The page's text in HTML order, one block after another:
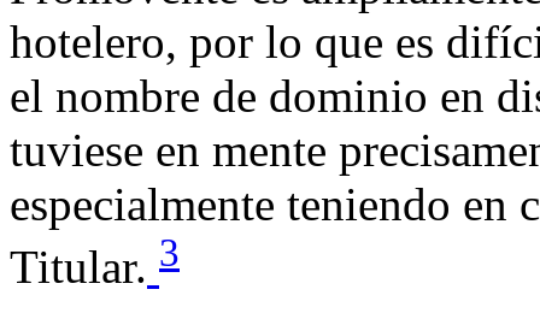
hotelero, por lo que es
el nombre de dominio en
tuviese en mente
especialmente teniendo en
Titular. 3